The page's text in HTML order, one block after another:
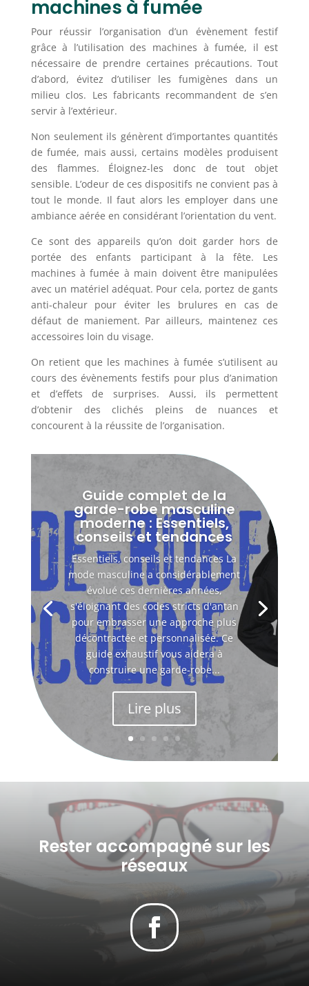
machines à fumée
Pour réussir l’organisation d’un évènement festif
grâce à l’utilisation des machines à fumée, il est
nécessaire de prendre certaines précautions. Tout
d’abord, évitez d’utiliser les fumigènes dans un
milieu clos. Les fabricants recommandent de s’en
servir à l’extérieur.
Non seulement ils génèrent d’importantes quantités
de fumée, mais aussi, certains modèles produisent
des flammes. Éloignez-les donc de tout objet
sensible. L’odeur de ces dispositifs ne convient pas à
tout le monde. Il faut alors les employer dans une
ambiance aérée en considérant l’orientation du vent.
Ce sont des appareils qu’on doit garder hors de
portée des enfants participant à la fête. Les
machines à fumée à main doivent être manipulées
avec un matériel adéquat. Pour cela, portez de gants
anti-chaleur pour éviter les brulures en cas de
défaut de maniement. Par ailleurs, maintenez ces
accessoires loin du visage.
On retient que les machines à fumée s’utilisent au
cours des évènements festifs pour plus d’animation
et d’effets de surprises. Aussi, ils permettent
d’obtenir des clichés pleins de nuances et
concourent à la réussite de l’organisation.
Guide complet de la
garde-robe masculine
moderne : Essentiels,
conseils et tendances
Essentiels, conseils et tendances La
mode masculine a considérablement
évolué ces dernières années,
s'éloignant des codes stricts d'antan
pour embrasser une approche plus
décontractée et personnalisée. Ce
guide exhaustif vous aidera à
construire une garde-robe...
Lire plus
Rester accompagné sur les
réseaux